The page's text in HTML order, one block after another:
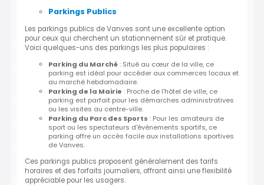
Parkings Publics
Les parkings publics de Vanves sont une excellente option
pour ceux qui cherchent un stationnement sûr et pratique.
Voici quelques-uns des parkings les plus populaires :
Parking du Marché: Situé au cœur de la ville, ce
parking est idéal pour accéder aux commerces locaux et
au marché hebdomadaire.
Parking de la Mairie : Proche de l'hôtel de ville, ce
parking est parfait pour les démarches administratives
ou les visites au centre-ville.
Parking du Parc des Sports : Pour les amateurs de
sport ou les spectateurs d'événements sportifs, ce
parking offre un accès facile aux installations sportives
de Vanves.
Ces parkings publics proposent généralement des tarifs
horaires et des forfaits journaliers, offrant ainsi une flexibilité
appréciable pour les usagers.